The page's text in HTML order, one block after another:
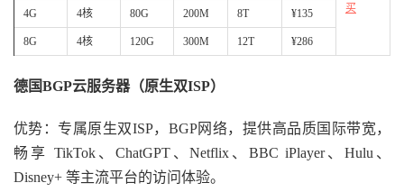
买
4G 4核 80G 200M 8T ¥135
8G 4核 120G 300M 12T ¥286
德国BGP云服务器（原生双ISP）
优势：专属原生双ISP，BGP网络，提供高品质国际带宽，
畅享 TikTok、ChatGPT、Netflix、BBC iPlayer、Hulu、
Disney+ 等主流平台的访问体验。